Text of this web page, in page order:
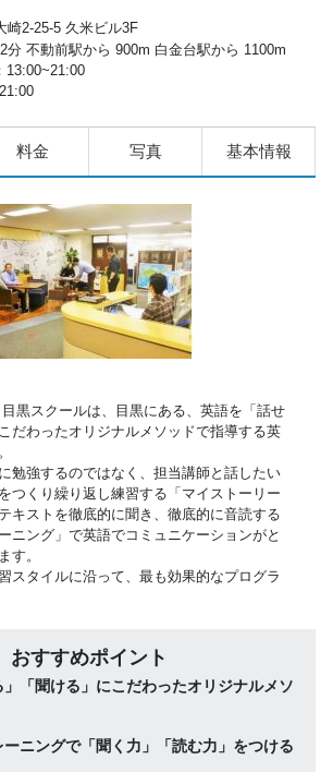
崎2-25-5 久米ビル3F
分 不動前駅から 900m 白金台駅から 1100m
13:00~21:00
料金 写真 基本情報
黒スクールは、目黒にある、英語を「話せ
だわったオリジナルメソッドで指導する英
勉強するのではなく、担当講師と話したい
つくり繰り返し練習する「マイストーリー
キストを徹底的に聞き、徹底的に音読する
ニング」で英語でコミュニケーションがと
す。
スタイルに沿って、最も効果的なプログラ
おすすめポイント
「聞ける」にこだわったオリジナルメソ
ニングで「聞く力」「読む力」をつける